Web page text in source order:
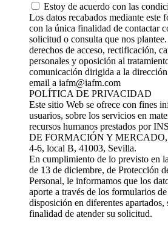
Estoy de acuerdo con las
Los datos recabados mediante este
con la única finalidad de contactar
solicitud o consulta que nos
derechos de acceso, rectificación,
personales y oposición al
comunicación dirigida a la
email a iafm@iafm.com
POLÍTICA DE PRIVACIDAD
Este sitio Web se ofrece con fines
usuarios, sobre los servicios en
recursos humanos prestados por
DE FORMACIÓN Y MERCADO,
4-6, local B, 41003, Sevilla.
En cumplimiento de lo previsto en
de 13 de diciembre, de Protección
Personal, le informamos que los
aporte a través de los formularios
disposición en diferentes apartados,
finalidad de atender su solicitud.